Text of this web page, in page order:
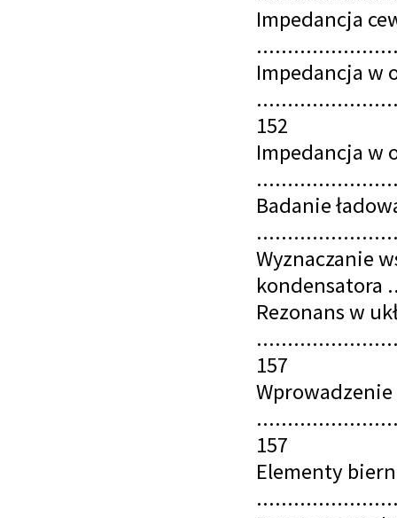
Impedancja
Impedancja w
152
Impedancja w
Badanie
Wyznaczanie
kondensatora
Rezonans w
157
Wprowadzenie
157
Elementy